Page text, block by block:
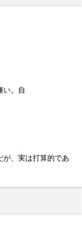
い。自
が、実は打算的であ